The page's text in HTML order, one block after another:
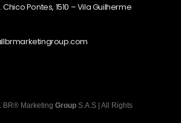
Chico Pontes, 1510 – Vila Guilherme
BR® Marketing Group S.A.S | All Rights